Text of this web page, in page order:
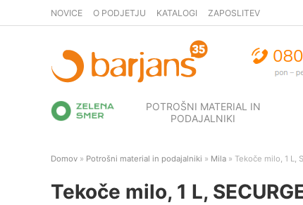
NOVICE O PODJETJU KATALOGI ZAPOSLITEV
POTROŠNI MATERIAL IN
PODAJALNIKI
Domov » Potrošni material in podajalniki » Mila » Tekoče milo, 1 L,
Tekoče milo, 1 L,